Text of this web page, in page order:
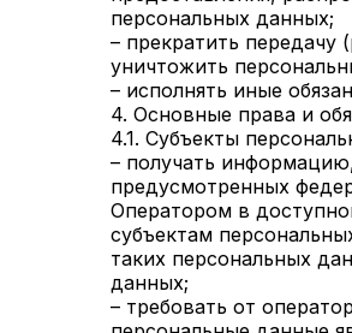
персональных данных;
– прекратить передачу
уничтожить
– исполнять иные
4. Основные права и
4.1. Субъекты
– получать
предусмотренных
Оператором в
субъектам
таких персональных
данных;
– требовать от